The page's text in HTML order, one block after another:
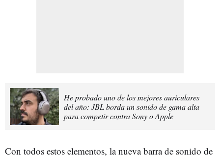
He probado uno de los mejores auriculares
del año: JBL borda un sonido de gama alta
para competir contra Sony o Apple
Con todos estos elementos, la nueva barra de sonido de